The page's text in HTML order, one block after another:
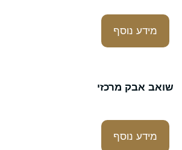
מידע נוסף
שואב אבק מרכזי
מידע נוסף